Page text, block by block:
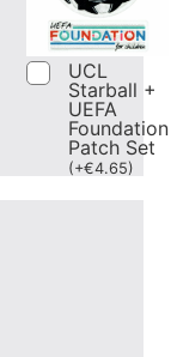
UCL
Starball +
UEFA
Foundation
Patch Set
(+€4.65)